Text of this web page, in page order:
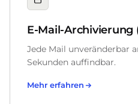
E-Mail-Archivierung
Jede Mail unveränderbar
Sekunden auffindbar.
Mehr erfahren